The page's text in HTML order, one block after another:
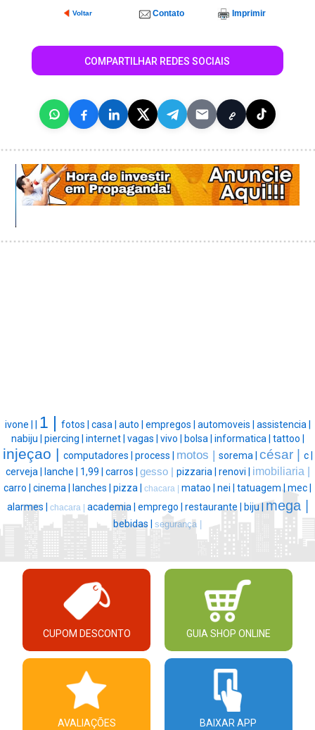
Voltar Contato Imprimir
COMPARTILHAR REDES SOCIAIS
ivone | | 1 | fotos | casa | auto | empregos | automoveis | assistencia |
nabiju | piercing | internet | vagas | vivo | bolsa | informatica | tattoo |
injeçao | computadores | process | motos | sorema | césar | c |
cerveja | lanche | 1,99 | carros | gesso | pizzaria | renovi | imobiliaria |
carro | cinema | lanches | pizza | chacara | matao | nei | tatuagem |mec |
alarmes | chacara | academia | emprego | restaurante | biju | mega |
bebidas | segurança |
CUPOM DESCONTO GUIA SHOP ONLINE
AVALIAÇÕES BAIXAR APP